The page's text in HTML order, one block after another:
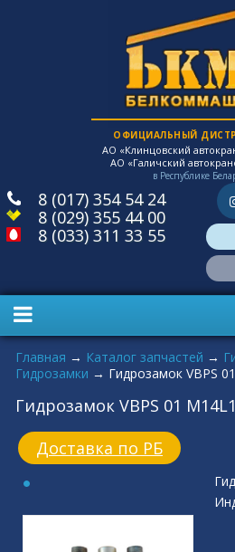
ОФИЦИАЛЬНЫЙ
АО «Клинцовский
АО «Галичский
в Республике
8 (017) 354 54 24
8 (029) 355 44 00
8 (033) 311 33 55
Вы здесь
Главная → Каталог запчастей →
Гидрозамки → Гидрозамок VBPS
Гидрозамок VBPS 01
Доставка по РБ